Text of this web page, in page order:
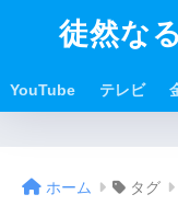
徒然な
YouTube テレビ
ホーム タグ